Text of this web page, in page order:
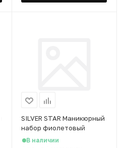
SILVER STAR Маникюрный
набор фиолетовый
металлик, натуральная
В наличии